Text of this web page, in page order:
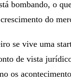
bombando, o
do
se vive uma
de vista
os